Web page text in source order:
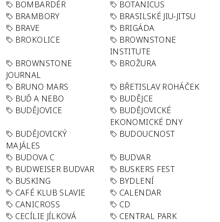
BOMBARDÉR
BOTANICUS
BRAMBORY
BRASILSKÉ JIU-JITSU
BRAVE
BRIGÁDA
BROKOLICE
BROWNSTONE
INSTITUTE
BROWNSTONE
JOURNAL
BROŽURA
BRUNO MARS
BŘETISLAV ROHÁČEK
BUĎ A NEBO
BUDĚJCE
BUDĚJOVICE
BUDĚJOVICKÉ
EKONOMICKÉ DNY
BUDĚJOVICKÝ
MAJÁLES
BUDOUCNOST
BUDOVA C
BUDVAR
BUDWEISER BUDVAR
BUSKERS FEST
BUSKING
BYDLENÍ
CAFÉ KLUB SLAVIE
CALENDAR
CANICROSS
CD
CECÍLIE JÍLKOVÁ
CENTRAL PARK